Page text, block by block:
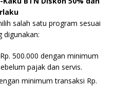
salah satu program sesuai
digunakan:
500.000 dengan minimum
pajak dan servis.
minimum transaksi Rp.